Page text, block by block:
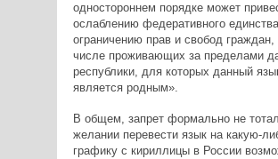
одностороннем порядке может
ослаблению федеративного
ограничению прав и свобод граждан,
числе проживающих за пределами
республики, для которых данный
является родным».
В общем, запрет формально не
желании перевести язык на какую-
графику с кириллицы в России